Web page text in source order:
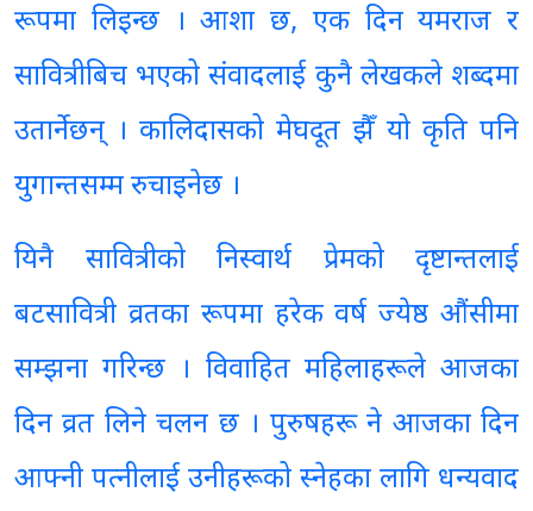
रूपमा लिइन्छ । आशा छ, एक दिन यमराज र
सावित्रीबिच भएको संवादलाई कुनै लेखकले शब्दमा
उतार्नेछन् । कालिदासको मेघदूत झैँ यो कृति पनि
युगान्तसम्म रुचाइनेछ ।
यिनै सावित्रीको निस्वार्थ प्रेमको दृष्टान्तलाई
बटसावित्री व्रतका रूपमा हरेक वर्ष ज्येष्ठ औंसीमा
सम्झना गरिन्छ । विवाहित महिलाहरूले आजका
दिन व्रत लिने चलन छ । पुरुषहरू ने आजका दिन
आफ्नी पत्नीलाई उनीहरूको स्नेहका लागि धन्यवाद